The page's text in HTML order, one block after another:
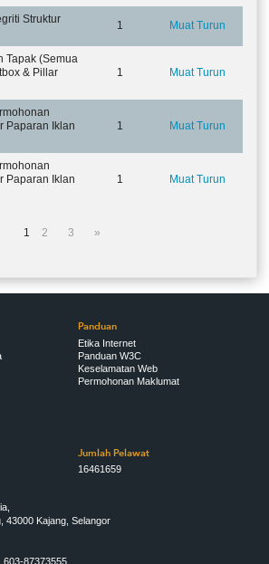
Struktur
1 Muat Turun
Tapak (Semua
& Pillar
1 Muat Turun
Paparan Iklan
1 Muat Turun
Paparan Iklan
1 Muat Turun
1 2 3 »
Panduan
Etika Internet
Panduan W3C
Keselamatan Web
Permohonan Maklumat
Jumlah Pelawat
16461659
43000 Kajang, Selangor
603-87373555